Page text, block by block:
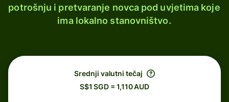
potrošnju i pretvaranje novca pod uvjetima koje
ima lokalno stanovništvo.
Srednji valutni tečaj
S$1 SGD = 1,110 AUD